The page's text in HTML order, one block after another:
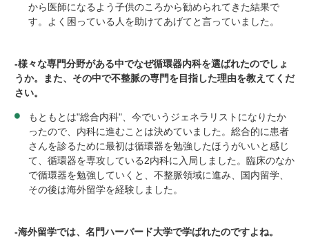
から医師になるよう子供のころから勧められてきた結果で
す。よく困っている人を助けてあげてと言っていました。
-様々な専門分野がある中でなぜ循環器内科を選ばれたのでしょ
うか。また、その中で不整脈の専門を目指した理由を教えてくだ
さい。
もともとは"総合内科"、今でいうジェネラリストになりたか
ったので、内科に進むことは決めていました。総合的に患者
さんを診るために最初は循環器を勉強したほうがいいと感じ
て、循環器を専攻している2内科に入局しました。臨床のなか
で循環器を勉強していくと、不整脈領域に進み、国内留学、
その後は海外留学を経験しました。
-海外留学では、名門ハーバード大学で学ばれたのですよね。